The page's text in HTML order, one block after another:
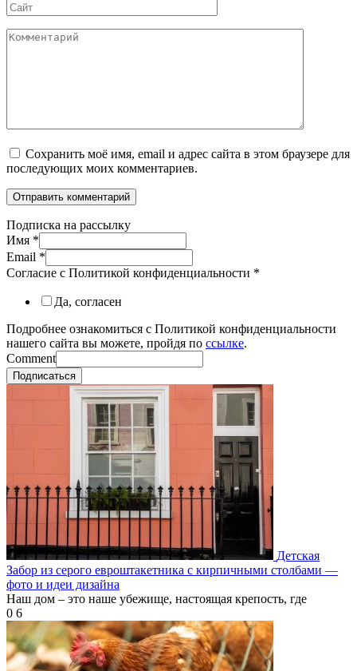
Сайт
Комментарий
Сохранить моё имя, email и адрес сайта в этом браузере для
последующих моих комментариев.
Подписка на рассылку
Имя *
Email *
Согласие с Политикой конфиденциальности *
Да, согласен
Подробнее ознакомиться с Политикой конфиденциальности
нашего сайта вы можете, пройдя по ссылке.
Comment
Подписаться
Детская
Забор из серого евроштакетника с кирпичными столбами —
фото и идеи дизайна
Наш дом – это наше убежище, настоящая крепость, где
0 6